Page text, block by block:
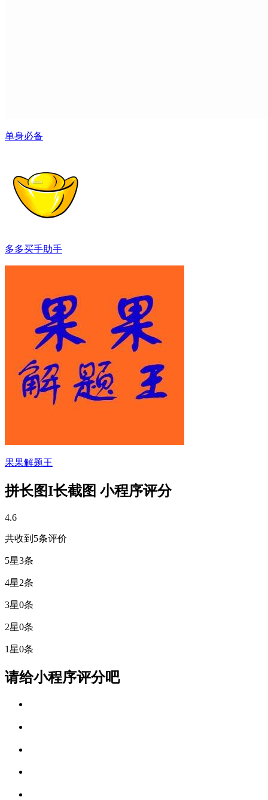
单身必备
多多买手助手
果果解题王
拼长图I长截图 小程序评分
4.6
共收到5条评价
5星3条
4星2条
3星0条
2星0条
1星0条
请给小程序评分吧